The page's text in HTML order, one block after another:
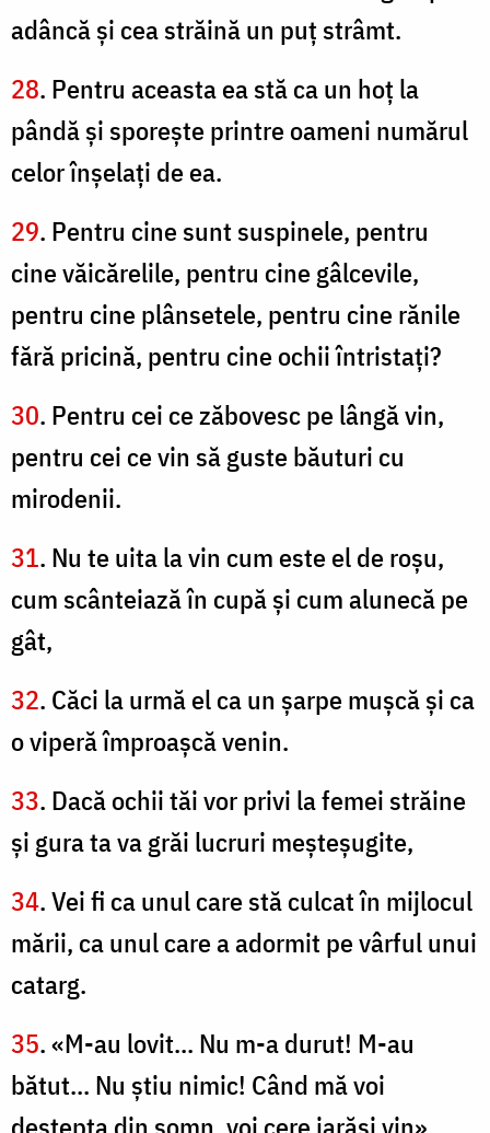
adâncă şi cea străină un puţ strâmt.
28. Pentru aceasta ea stă ca un hoţ la
pândă şi sporeşte printre oameni numărul
celor înşelaţi de ea.
29. Pentru cine sunt suspinele, pentru
cine văicărelile, pentru cine gâlcevile,
pentru cine plânsetele, pentru cine rănile
fără pricină, pentru cine ochii întristaţi?
30. Pentru cei ce zăbovesc pe lângă vin,
pentru cei ce vin să guste băuturi cu
mirodenii.
31. Nu te uita la vin cum este el de roşu,
cum scânteiază în cupă şi cum alunecă pe
gât,
32. Căci la urmă el ca un şarpe muşcă şi ca
o viperă împroaşcă venin.
33. Dacă ochii tăi vor privi la femei străine
şi gura ta va grăi lucruri meşteşugite,
34. Vei fi ca unul care stă culcat în mijlocul
mării, ca unul care a adormit pe vârful unui
catarg.
35. «M-au lovit... Nu m-a durut! M-au
bătut... Nu ştiu nimic! Când mă voi